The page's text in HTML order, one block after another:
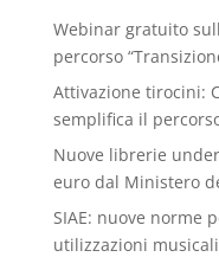
Webinar gratuito
percorso
Attivazione tirocini:
semplifica il
Nuove librerie
euro dal Ministero
SIAE: nuove norme
utilizzazioni musicali